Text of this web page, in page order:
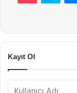
Kayıt Ol